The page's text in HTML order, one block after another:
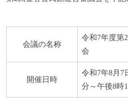
会議の名称
令和7年度第
会
開催日時
令和7年8月7
分～午後8時